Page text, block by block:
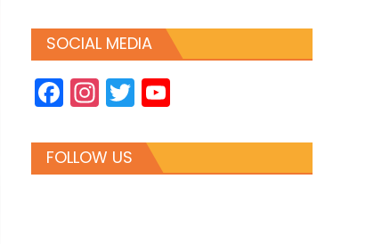
SOCIAL MEDIA
Facebook
Instagram
Twitter
FOLLOW US